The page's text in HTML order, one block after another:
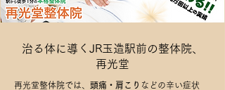
治る体に導くJR玉造駅前の整体院、
再光堂
再光堂整体院では、 頭痛・肩こり などの辛い症状